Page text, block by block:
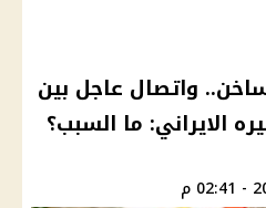
واتصال عاجل بين
الايراني: ما السبب؟